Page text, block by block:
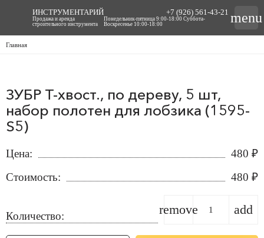
Главная
ЗУБР T-хвост., по дереву, 5 шт,
набор полотен для лобзика (1595-
S5)
Цена: 480 ₽
Стоимость:
480 ₽
Количество: remove add
ИНСТРУМЕНТАРИЙ
Продажа и аренда
строительного инструмента
+7 (926) 561-43-21
Понедельник-пятница 9:00-18:00 Суббота-
Воскресенье 10:00-18:00
menu